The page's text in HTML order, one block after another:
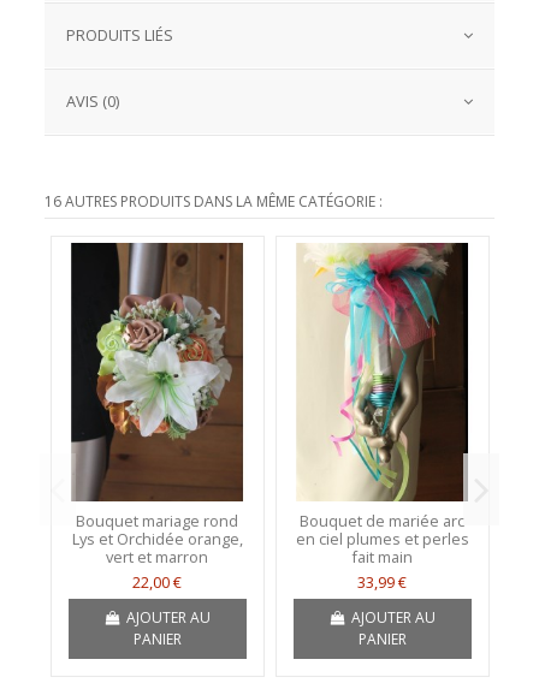
PRODUITS LIÉS
AVIS (0)
16 AUTRES PRODUITS DANS LA MÊME CATÉGORIE :
Bouquet mariage rond
Lys et Orchidée orange,
vert et marron
22,00 €
AJOUTER AU
PANIER
Bouquet de mariée arc
en ciel plumes et perles
fait main
33,99 €
AJOUTER AU
PANIER